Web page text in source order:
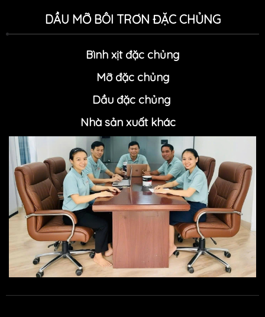
DẦU MỠ BÔI TRƠN ĐẶC CHỦNG
Bình xịt đặc chủng
Mỡ đặc chủn
Dầu đặc chủng
Nhà sản xuất khác